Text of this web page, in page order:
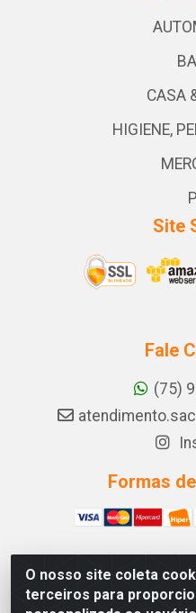
O nosso site coleta
terceiros para
CASA
HIGIENE,
Site
Fale
(75)
Formas
A PINA DOS SANTOS
233, 27 - ZONA RURAL,